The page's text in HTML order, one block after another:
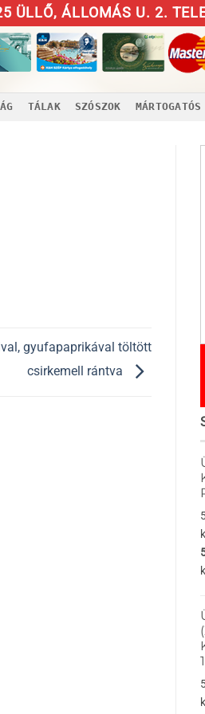
ÜLLŐ, ÁLLOMÁS U. 2.
TÁLAK SZÓSZOK MÁRTOGATÓS
gyufapaprikával töltött
csirkemell rántva